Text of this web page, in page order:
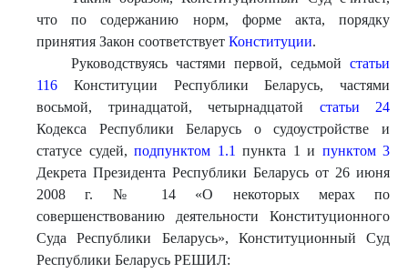
что по содержанию норм, форме акта, порядку
принятия Закон соответствует Конституции.
Руководствуясь частями первой, седьмой статьи
116 Конституции Республики Беларусь, частями
восьмой, тринадцатой, четырнадцатой статьи 24
Кодекса Республики Беларусь о судоустройстве и
статусе судей, подпунктом 1.1 пункта 1 и пунктом 3
Декрета Президента Республики Беларусь от 26 июня
2008 г. № 14 «О некоторых мерах по
совершенствованию деятельности Конституционного
Суда Республики Беларусь», Конституционный Суд
Республики Беларусь РЕШИЛ: